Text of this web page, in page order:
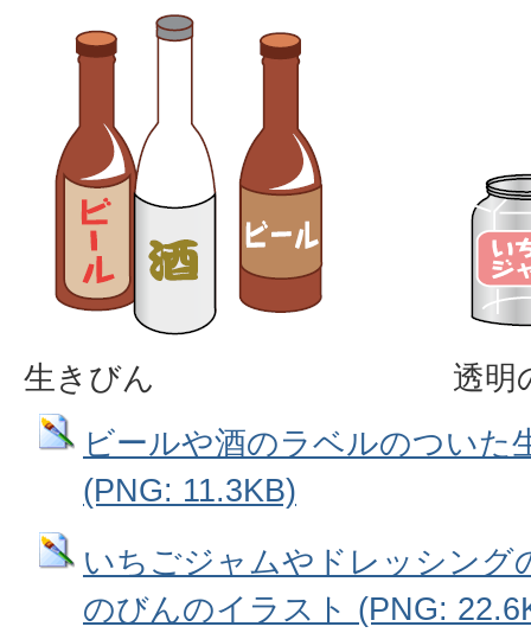
生きびん
透明
ビールや酒のラベルのついた
(PNG: 11.3KB)
いちごジャムやドレッシング
のびんのイラスト (PNG: